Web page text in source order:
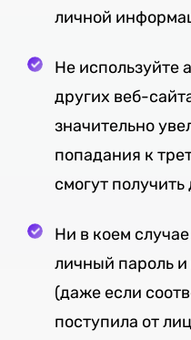
личной
Не используйте
других веб-
значительно
попадания к
смогут
Ни в коем
личный пароль
(даже если
поступила от